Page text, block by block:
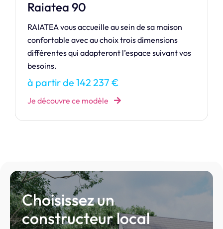
Industriel
INDUSTRIEL, une maison spacieuse et
lumineuse, inspirée du style loft urbain.
à partir de 355 083 €
Choisissez un
constructeur local